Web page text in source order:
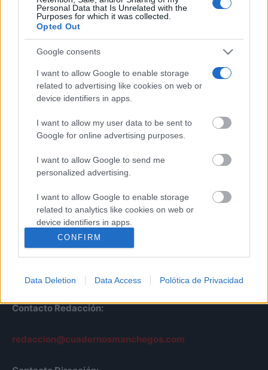
Personal Data that Is Unrelated with the
Purposes for which it was collected.
Opted Out
Google consents
I want to allow Google to enable storage
related to advertising like cookies on web or
device identifiers in apps.
I want to allow my user data to be sent to
Google for online advertising purposes.
I want to allow Google to send me
personalized advertising.
I want to allow Google to enable storage
related to analytics like cookies on web or
device identifiers in apps.
I want to allow Google to enable storage
related to functionality of the website or app.
I want to allow Google to enable storage
functionality and fraud prevention, and other
CONFIRM
Data Deletion Data Access Polótica de Privacidad
Cuadernos
Manchegos
Más de 45 Años nos avalan
© Cuadernos Manchegos | Noticias de CLM
Desarrollo Web por Leubur Diseño
Contacto Redacción:
redaccion@cuadernosmanchegos.com